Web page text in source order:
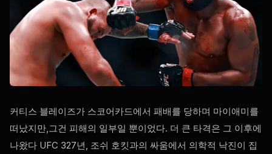
커티스 블레이즈가 스코어카드에서 패배를 당하며 마이애미를
떠났지만,그건 피해의 일부일 뿐이었다. 더 큰 타격은 그 이후에
나왔다 UFC 327년, 조쉬 호킷과의 싸움에서 의학적 낙진이 집